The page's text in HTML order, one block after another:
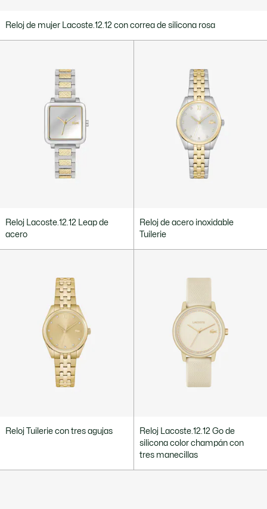
Reloj de mujer Lacoste.12.12 con correa de silicona rosa
Reloj Lacoste.12.12 Leap de
acero
Reloj de acero inoxidable
Tuilerie
Reloj Tuilerie con tres agujas
Reloj Lacoste.12.12 Go de
silicona color champán con
tres manecillas